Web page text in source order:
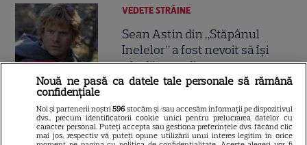
14
VEDETE STRĂINE
Sean Astin din „Stăpânul
Inelelor” a fost nevoit să își
vândă casa din cauza
salariului mic: Câți bani a
VEDETE STRĂINE
Nouă ne pasă ca datele tale personale să rămână
confidențiale
Noi și partenerii noștri596 stocăm și/sau accesăm informații pe dispozitivul
dvs., precum identificatorii cookie unici pentru prelucrarea datelor cu
caracter personal. Puteți accepta sau gestiona preferințele dvs. făcând clic
mai jos, respectiv vă puteți opune utilizării unui interes legitim în orice